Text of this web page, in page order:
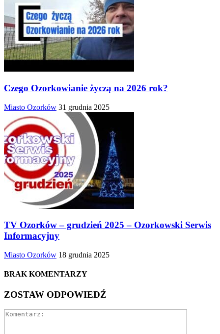
Czego Ozorkowianie życzą na 2026 rok?
Miasto Ozorków 31 grudnia 2025
TV Ozorków – grudzień 2025 – Ozorkowski Serwis
Informacyjny
Miasto Ozorków 18 grudnia 2025
BRAK KOMENTARZY
ZOSTAW ODPOWIEDŹ